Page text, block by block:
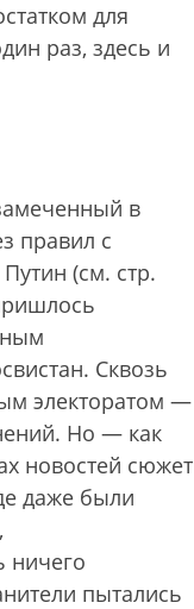
для
раз, здесь и
в
правил с
(см. стр.
Сквозь
электоратом —
Но — как
новостей сюжет
даже были
ничего
пытались